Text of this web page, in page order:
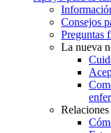
Consejos
Preguntas
La nueva